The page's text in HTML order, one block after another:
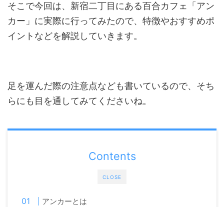
そこで今回は、新宿二丁目にある百合カフェ「アン
カー」に実際に行ってみたので、特徴やおすすめポ
イントなどを解説していきます。
足を運んだ際の注意点なども書いているので、そち
らにも目を通してみてくださいね。
CLOSE
Contents
アンカーとは